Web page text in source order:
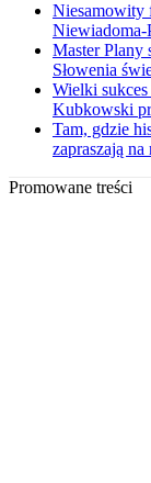
Niesamowity
Niewiadoma-
Master Plany
Słowenia
Wielki
Kubkowski
Tam, gdzie
zapraszają
Promowane treści